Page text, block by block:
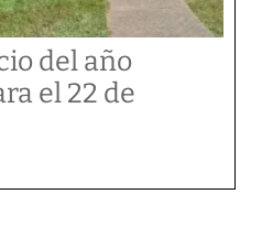
del año
el 22 de